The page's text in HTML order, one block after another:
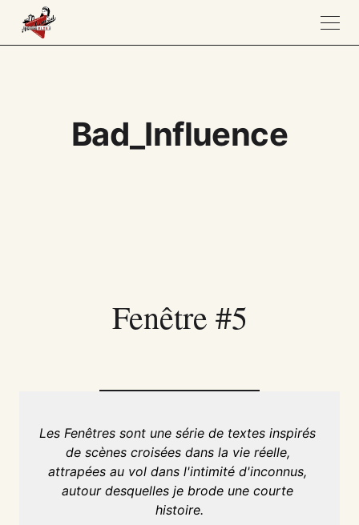
Bad_Influence
Fenêtre #5
Les Fenêtres sont une série de textes inspirés
de scènes croisées dans la vie réelle,
attrapées au vol dans l'intimité d'inconnus,
autour desquelles je brode une courte
histoire.